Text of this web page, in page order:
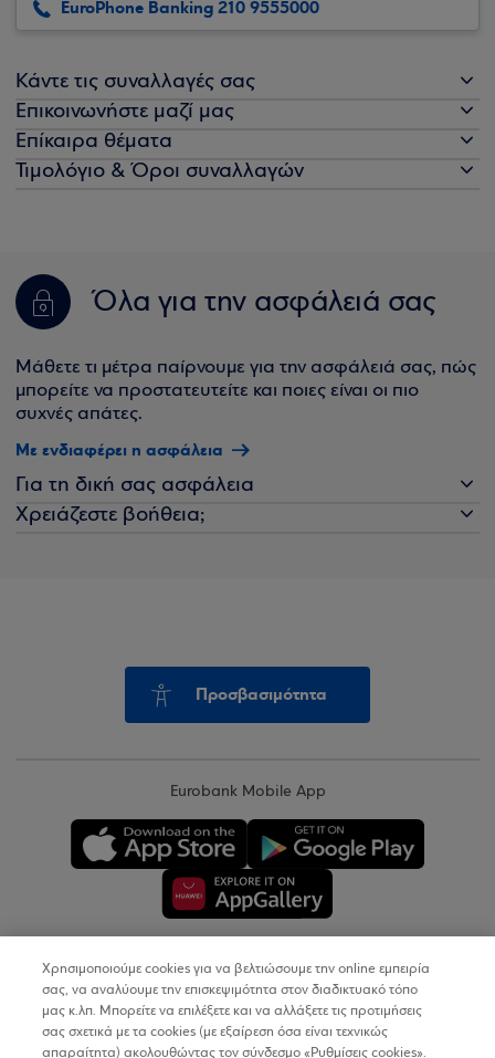
EuroPhone Banking 210 9555000
Κάντε τις συναλλαγές σας
Επικοινωνήστε μαζί μας
Επίκαιρα θέματα
Τιμολόγιο & Όροι συναλλαγών
Όλα για την ασφάλειά σας
Μάθετε τι μέτρα παίρνουμε για την ασφάλειά σας, πώς
μπορείτε να προστατευτείτε και ποιες είναι οι πιο
συχνές απάτες.
Με ενδιαφέρει η ασφάλεια
Για τη δική σας ασφάλεια
Χρειάζεστε βοήθεια;
Προσβασιμότητα
Eurobank Mobile App
Copyright © 2026
Όροι Χρήσης
Χρησιμοποιούμε cookies για να βελτιώσουμε την online εμπειρία
σας, να αναλύουμε την επισκεψιμότητα στον διαδικτυακό τόπο
μας κ.λπ. Μπορείτε να επιλέξετε και να αλλάξετε τις προτιμήσεις
σας σχετικά με τα cookies (με εξαίρεση όσα είναι τεχνικώς
απαραίτητα) ακολουθώντας τον σύνδεσμο «Ρυθμίσεις cookies».